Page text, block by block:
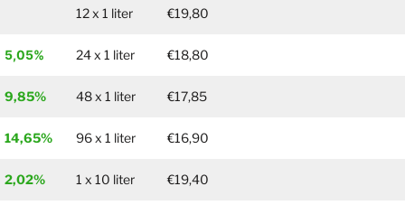
12 x 1 liter €19,80
5,05% 24 x 1 liter €18,80
9,85% 48 x 1 liter €17,85
14,65% 96 x 1 liter €16,90
2,02% 1 x 10 liter €19,40